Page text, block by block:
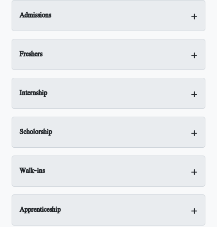
Admissions +
Freshers +
Internship +
Scholorship +
Walk-ins +
Apprenticeship +